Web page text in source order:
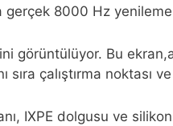
8000 Hz yenileme
görüntülüyor. Bu
çalıştırma noktası
IXPE dolgusu ve